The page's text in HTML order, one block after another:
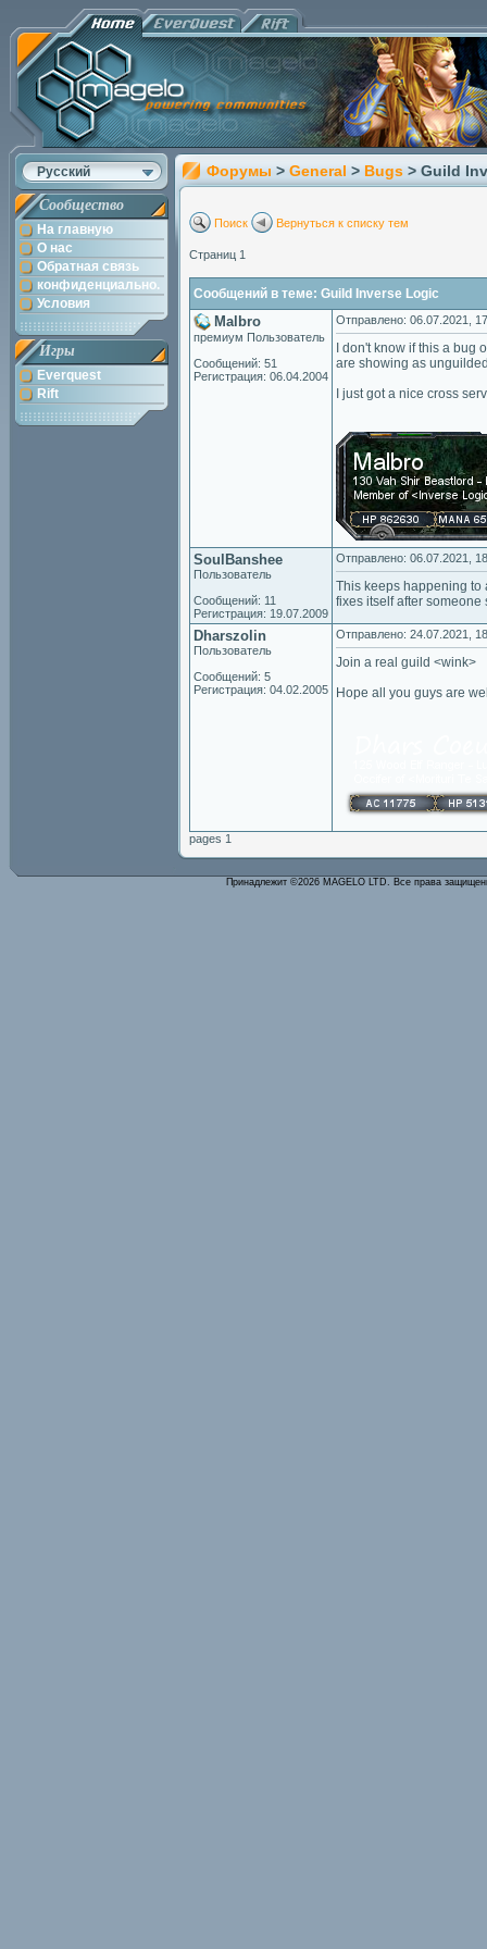
Русский
Сообщество
На главную
О нас
Обратная связь
конфиденциально.
Условия
Игры
Everquest
Rift
Форумы > General > Bugs > Guild
Поиск Вернуться к списку тем
Страниц 1
Сообщений в теме: Guild Inverse Logic
Malbro
премиум Пользователь
Сообщений: 51
Регистрация: 06.04.2004
Отправлено: 06.07.2021,
I don't know if this a
are showing as
I just got a nice cross
SoulBanshee
Пользователь
Сообщений: 11
Регистрация: 19.07.2009
Отправлено: 06.07.2021,
This keeps happening to
fixes itself after someone
Dharszolin
Пользователь
Сообщений: 5
Регистрация: 04.02.2005
Отправлено: 24.07.2021,
Join a real guild <wink>
Hope all you guys are
pages 1
Принадлежит ©2026 MAGELO LTD. Все права